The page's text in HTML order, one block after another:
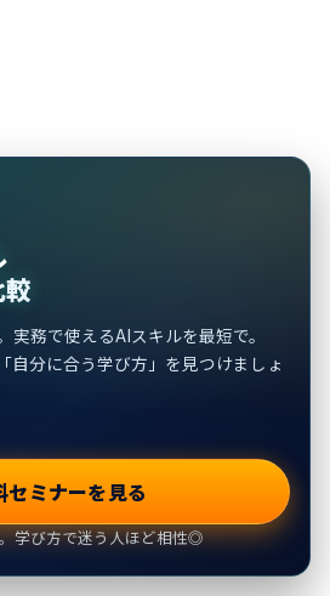
務で使えるAIスキルを最短で。
自分に合う学び方」を見つけましょ
セミナーを見る
学び方で迷う人ほど相性◎